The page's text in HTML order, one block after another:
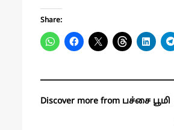
Share:
Discover more from பச்சை பூமி